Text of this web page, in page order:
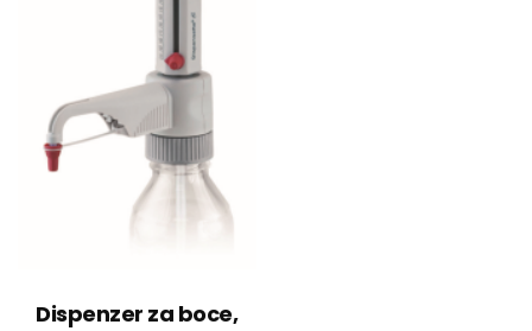
Dispenzer za boce,